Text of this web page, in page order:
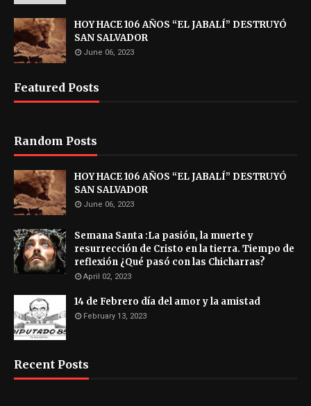
HOY HACE 106 AÑOS “EL JABALÍ” DESTRUYÓ
SAN SALVADOR
June 06, 2023
Featured Posts
Random Posts
HOY HACE 106 AÑOS “EL JABALÍ” DESTRUYÓ
SAN SALVADOR
June 06, 2023
Semana Santa :La pasión, la muerte y
resurrección de Cristo en la tierra. Tiempo de
reflexión ¿Qué pasó con las Chicharras?
April 02, 2023
14 de Febrero día del amor y la amistad
February 13, 2023
Recent Posts